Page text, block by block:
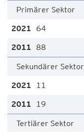
Primärer Sektor
64
88
Sekundärer Sektor
11
19
Tertiärer Sektor